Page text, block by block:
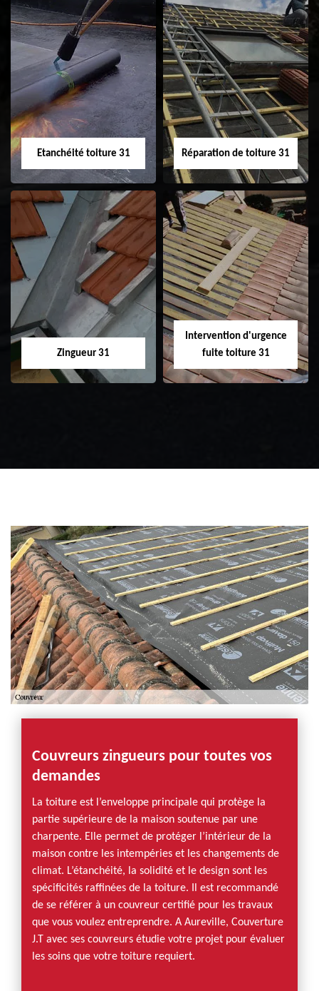
Peinture sur tuile
31
Nettoyage
demoussage de
toiture 31
Etanchéité toiture 31
Etanchéité toiture
31
Réparation de toiture 31
Réparation de
toiture 31
Zingueur 31
Intervention d'urgence
fuite toiture 31
Couvreurs zingueurs pour toutes vos
demandes
La toiture est l’enveloppe principale qui protège la
partie supérieure de la maison soutenue par une
charpente. Elle permet de protéger l’intérieur de la
maison contre les intempéries et les changements de
climat. L’étanchéité, la solidité et le design sont les
spécificités raffinées de la toiture. Il est recommandé
de se référer à un couvreur certifié pour les travaux
que vous voulez entreprendre. A Aureville, Couverture
J.T avec ses couvreurs étudie votre projet pour évaluer
les soins que votre toiture requiert.